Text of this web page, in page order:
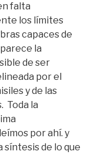
falta
los límites
capaces de
la
de ser
por el
y de las
Toda la
por ahí. y
síntesis de lo que